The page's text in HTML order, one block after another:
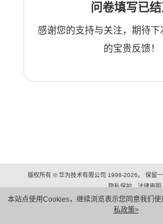
本站点使用Cookies，继续浏览表示您同意我们使
私政策>
问卷填写已
感谢您的支持与关注，期待下
的宝贵反馈！
版权所有 © 华为技术有限公司 1998-2026。 保留
隐私保护
法律声明